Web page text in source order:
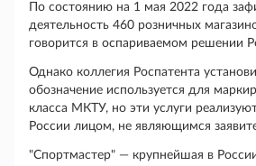
По состоянию на 1 мая 2022 года
деятельность 460 розничных
говорится в оспариваемом решении
Однако коллегия Роспатента
обозначение используется для
класса МКТУ, но эти услуги
России лицом, не являющимся
"Спортмастер" — крупнейшая в